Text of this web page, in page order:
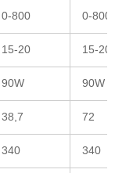
0-800 0-800
15-20 15-20
90W 90W
38,7 72
340 340